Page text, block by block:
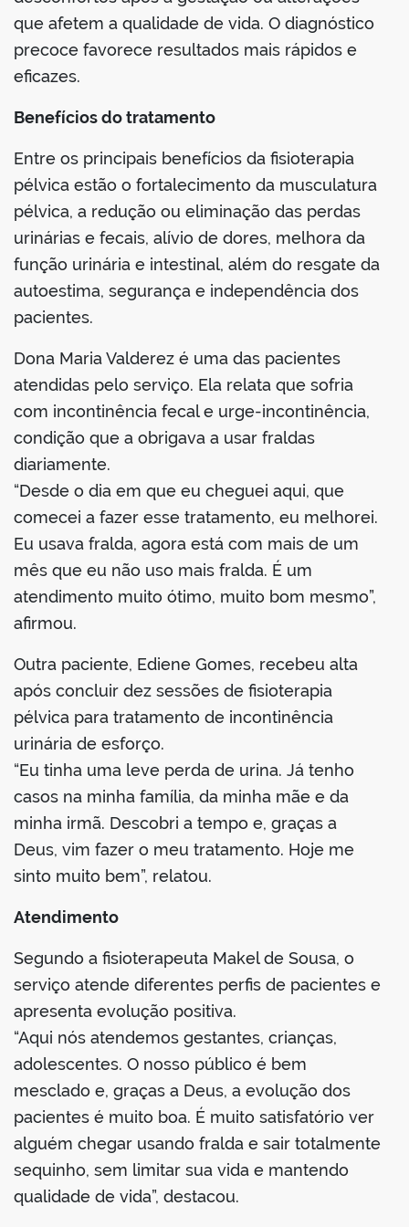
que afetem a qualidade de vida. O diagnóstico
precoce favorece resultados mais rápidos e
eficazes.
Benefícios do tratamento
Entre os principais benefícios da fisioterapia
pélvica estão o fortalecimento da musculatura
pélvica, a redução ou eliminação das perdas
urinárias e fecais, alívio de dores, melhora da
função urinária e intestinal, além do resgate da
autoestima, segurança e independência dos
pacientes.
Dona Maria Valderez é uma das pacientes
atendidas pelo serviço. Ela relata que sofria
com incontinência fecal e urge-incontinência,
condição que a obrigava a usar fraldas
diariamente.
“Desde o dia em que eu cheguei aqui, que
comecei a fazer esse tratamento, eu melhorei.
Eu usava fralda, agora está com mais de um
mês que eu não uso mais fralda. É um
atendimento muito ótimo, muito bom mesmo”,
afirmou.
Outra paciente, Ediene Gomes, recebeu alta
após concluir dez sessões de fisioterapia
pélvica para tratamento de incontinência
urinária de esforço.
“Eu tinha uma leve perda de urina. Já tenho
casos na minha família, da minha mãe e da
minha irmã. Descobri a tempo e, graças a
Deus, vim fazer o meu tratamento. Hoje me
sinto muito bem”, relatou.
Atendimento
Segundo a fisioterapeuta Makel de Sousa, o
serviço atende diferentes perfis de pacientes e
apresenta evolução positiva.
“Aqui nós atendemos gestantes, crianças,
adolescentes. O nosso público é bem
mesclado e, graças a Deus, a evolução dos
pacientes é muito boa. É muito satisfatório ver
alguém chegar usando fralda e sair totalmente
sequinho, sem limitar sua vida e mantendo
qualidade de vida”, destacou.